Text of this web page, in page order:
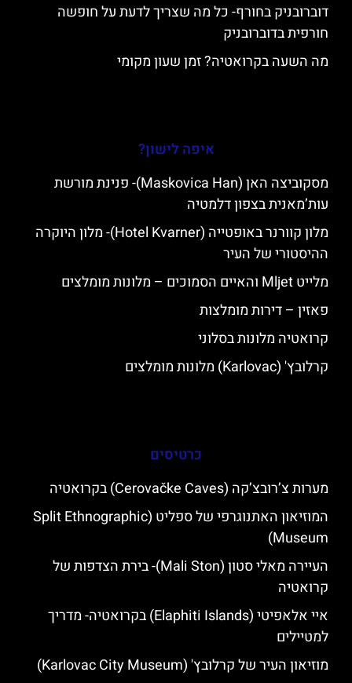
דוברובניק בחורף- כל מה שצריך לדעת על חופשה
חורפית בדוברובניק
מה השעה בקרואטיה? זמן שעון מקומי
איפה לישון?
מסקוביצה האן (Maskovica Han)- פנינת מורשת
עות’מאנית בצפון דלמטיה
מלון קוורנר באופטייה (Hotel Kvarner)- מלון היוקרה
ההיסטורי של העיר
מלייט Mljet והאיים הסמוכים – מלונות מומלצים
פאזין – דירות מומלצות
קרואטיה מלונות בסלוני
קרלובץ' (Karlovac) מלונות מומלצים
כרטיסים
מערות צ’רובצ’קה (Cerovačke Caves) בקרואטיה
המוזיאון האתנוגרפי של ספליט (Split Ethnographic
Museum)
העיירה מאלי סטון (Mali Ston)- בירת הצדפות של
קרואטיה
איי אלאפיטי (Elaphiti Islands) בקרואטיה- מדריך
למטיילים
מוזיאון העיר של קרלובץ' (Karlovac City Museum)